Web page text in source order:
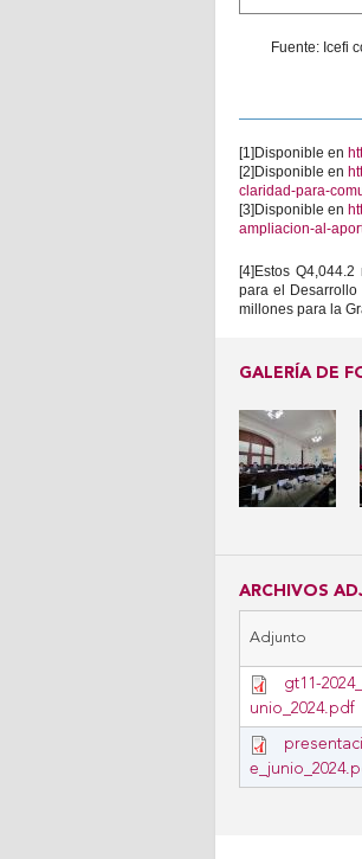
Fuente: Icefi
[1] Disponible en
[2] Disponible en
claridad-para-
[3] Disponible en
ampliacion-al-
[4] Estos
para el Desarrollo
millones para la
GALERÍA DE
ARCHIVOS
Adjunto
gt11-
unio_2024.pdf